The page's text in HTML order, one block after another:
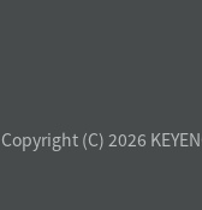
Copyright (C) 2026